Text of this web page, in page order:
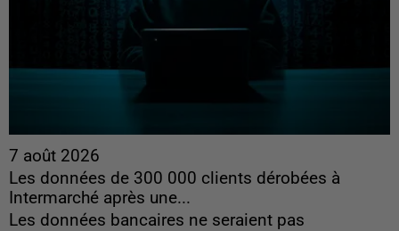
7 août 2026
Les données de 300 000 clients dérobées à
Intermarché après une...
Les données bancaires ne seraient pas